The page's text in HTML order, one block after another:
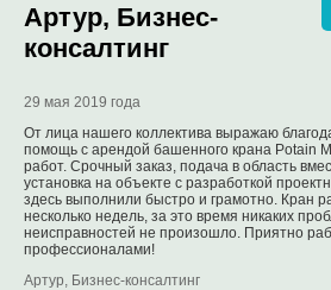
Артур, Бизнес-
консалтинг
29 мая 2019 года
От лица нашего коллектива выражаю
помощь с арендой башенного крана Potain
работ. Срочный заказ, подача в область
установка на объекте с разработкой
здесь выполнили быстро и грамотно. Кран
несколько недель, за это время никаких
неисправностей не произошло. Приятно
профессионалами!
Артур, Бизнес-консалтинг